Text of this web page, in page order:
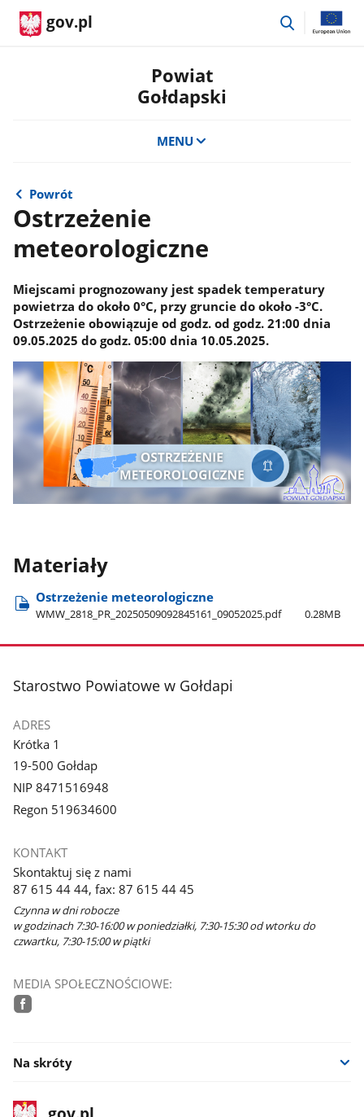
gov.pl
przejdź
Powiat
Gołdapski
MENU
Powrót
Ostrzeżenie
meteorologiczne
Miejscami prognozowany jest spadek temperatury
powietrza do około 0°C, przy gruncie do około -3°C.
Ostrzeżenie obowiązuje od godz. od godz. 21:00 dnia
09.05.2025 do godz. 05:00 dnia 10.05.2025.
Materiały
Ostrzeżenie meteorologiczne
WMW​_2818​_PR​_20250509092845161​_09052025.pdf 0.28MB
stopka
Starostwo Powiatowe w Gołdapi
ADRES
Krótka 1
19-500 Gołdap
NIP 8471516948
Regon 519634600
KONTAKT
Skontaktuj się z nami
87 615 44 44, fax: 87 615 44 45
Czynna w dni robocze
w godzinach 7:30-16:00 w poniedziałki, 7:30-15:30 od wtorku do
czwartku, 7:30-15:00 w piątki
MEDIA SPOŁECZNOŚCIOWE:
Na skróty
stopkaStrona